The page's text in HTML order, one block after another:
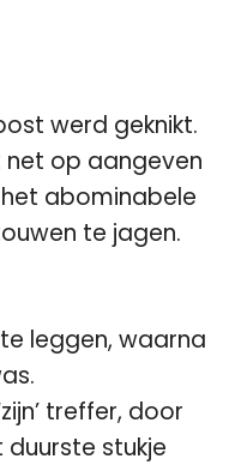
werd geknikt.
net op aangeven
abominabele
te jagen.
leggen, waarna
treffer, door
stukje